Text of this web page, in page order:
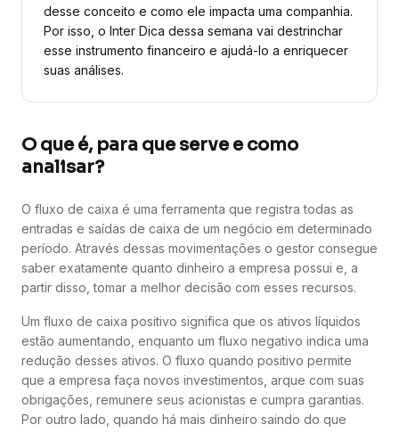
desse conceito e como ele impacta uma companhia.
Por isso, o Inter Dica dessa semana vai destrinchar
esse instrumento financeiro e ajudá-lo a enriquecer
suas análises.
O que é, para que serve e como
analisar?
O fluxo de caixa é uma ferramenta que registra todas as
entradas e saídas de caixa de um negócio em determinado
período. Através dessas movimentações o gestor consegue
saber exatamente quanto dinheiro a empresa possui e, a
partir disso, tomar a melhor decisão com esses recursos.
Um fluxo de caixa positivo significa que os ativos líquidos
estão aumentando, enquanto um fluxo negativo indica uma
redução desses ativos. O fluxo quando positivo permite
que a empresa faça novos investimentos, arque com suas
obrigações, remunere seus acionistas e cumpra garantias.
Por outro lado, quando há mais dinheiro saindo do que